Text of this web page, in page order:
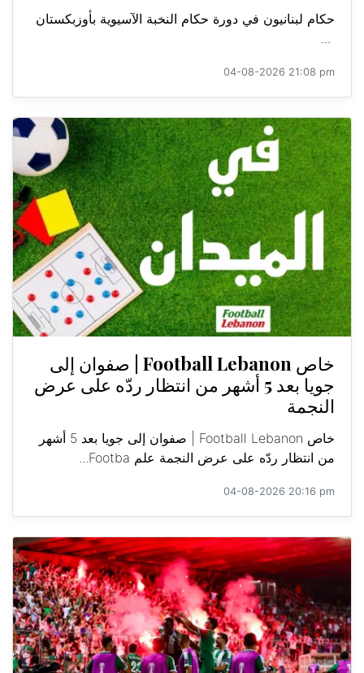
حكام لبنانيون في دورة حكام النخبة الآسيوية بأوزبكستان
...
04-08-2026 21:08 pm
خاص Football Lebanon | صفوان إلى
جويا بعد 5 أشهر من انتظار ردّه على عرض
النجمة
خاص Football Lebanon | صفوان إلى جويا بعد 5 أشهر
من انتظار ردّه على عرض النجمة علم Footba...
04-08-2026 20:16 pm